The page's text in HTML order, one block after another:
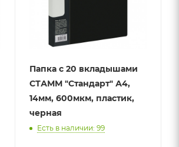
Папка с 20 вкладышами
СТАММ "Стандарт" А4,
14мм, 600мкм, пластик,
черная
Есть в наличии: 99